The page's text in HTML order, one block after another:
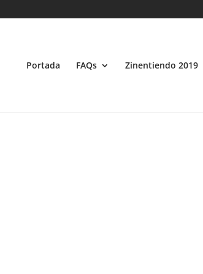
=> 'Película', 'taxonomia_propia' =>
Técnica"), array('nombre'=>"sinopsis",
?>
= wp_get_attachment_url( $thumbID );
Portada FAQs Zinentiendo 2019